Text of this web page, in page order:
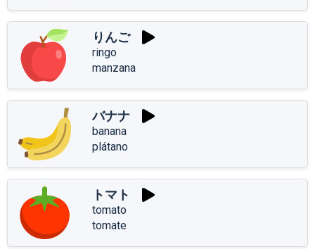
りんご
ringo
manzana
バナナ
banana
plátano
トマト
tomato
tomate